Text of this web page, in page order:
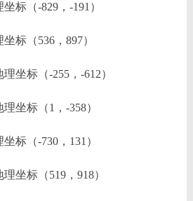
标（-829，-191）
标（536，897）
坐标（-255，-612）
坐标（1，-358）
标（-730，131）
坐标（519，918）